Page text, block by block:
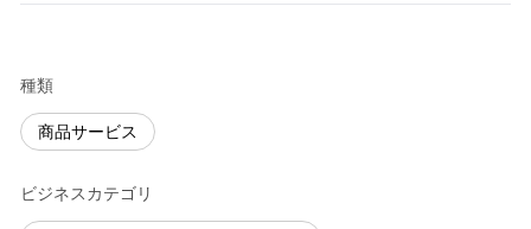
種類
商品サービス
ビジネスカテゴリ